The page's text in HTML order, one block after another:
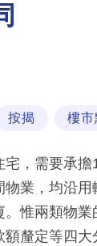
按揭 樓市
宅，需要承
物業，均沿
惟兩類物
釐定等四大